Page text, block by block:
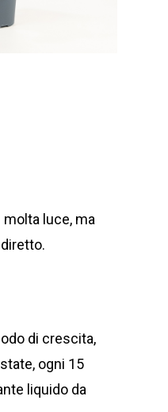
luce, ma
di crescita,
ogni 15
liquido da